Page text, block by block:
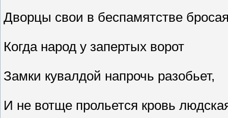
Дворцы свои в беспамятстве
Когда народ у запертых ворот
Замки кувалдой напрочь разобьет,
И не вотще прольется кровь